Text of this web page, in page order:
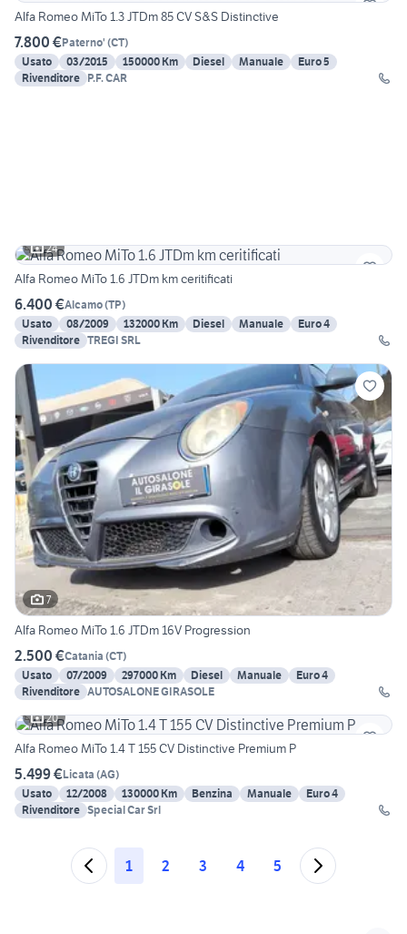
Alfa Romeo MiTo 1.3 JTDm 85 CV S&S Distinctive
7.800 €Paterno' (CT)
Usato
03/2015 150000 Km Diesel Manuale
Euro 5
Rivenditore P.F. CAR
24
Alfa Romeo MiTo 1.6 JTDm km ceritificati
6.400 €Alcamo(TP)
Usato
08/2009 132000 Km Diesel Manuale
Euro 4
Rivenditore TREGI SRL
7
Alfa Romeo MiTo 1.6 JTDm 16V Progression
2.500 €Catania (CT)
Usato
07/2009 297000 Km Diesel Manuale
Euro 4
Rivenditore AUTOSALONE GIRASOLE
20
Alfa Romeo MiTo 1.4 T 155 CV Distinctive Premium P
5.499 €Licata (AG)
Usato
12/2008 130000 Km Benzina Manuale
Euro 4
Rivenditore Special Car Srl
1 2 3 4 5